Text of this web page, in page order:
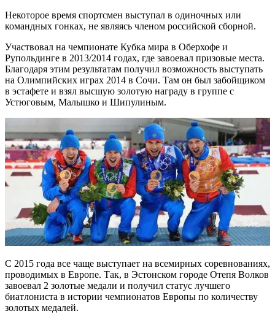
Некоторое время спортсмен выступал в одиночных или
командных гонках, не являясь членом российской сборной.
Участвовал на чемпионате Кубка мира в Оберхофе и
Рупольдинге в 2013/2014 годах, где завоевал призовые места.
Благодаря этим результатам получил возможность выступать
на Олимпийских играх 2014 в Сочи. Там он был забойщиком
в эстафете и взял высшую золотую награду в группе с
Устюговым, Малышко и Шипулиным.
С 2015 года все чаще выступает на всемирных соревнованиях,
проводимых в Европе. Так, в Эстонском городе Отепя Волков
завоевал 2 золотые медали и получил статус лучшего
биатлониста в истории чемпионатов Европы по количеству
золотых медалей.